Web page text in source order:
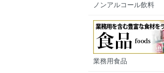
ノンアルコール飲料
業務用食品